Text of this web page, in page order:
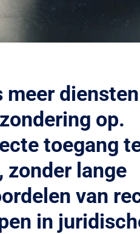
meer
op.
toegang
zonder lange
van
in